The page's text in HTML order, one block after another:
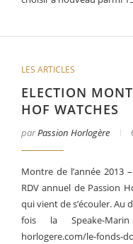
LES ARTICLES
ELECTION
HOF WATCHES
parPassion Horlogère
Montre de l’année 2013
RDV annuel de Passion
qui vient de s’écouler. Au
fois la Speake-
horlogere.com/le-fonds-